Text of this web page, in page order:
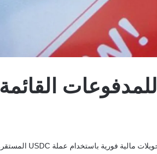
تتعاون MoneyGram مع Stellar و USDC للمدفوعات القائمة